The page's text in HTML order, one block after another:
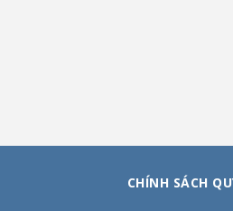
CHÍNH SÁCH